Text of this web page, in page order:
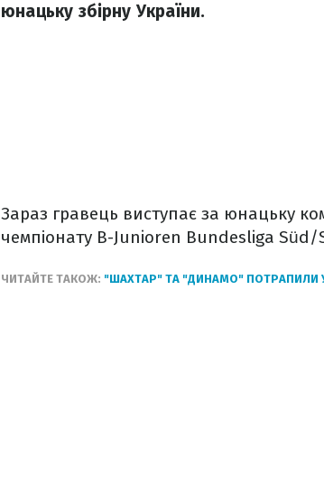
юнацьку збірну України.
Зараз гравець виступає за юнацьку
чемпіонату B-Junioren Bundesliga Süd/
ЧИТАЙТЕ ТАКОЖ: "ШАХТАР" ТА "ДИНАМО" ПОТРАПИЛИ